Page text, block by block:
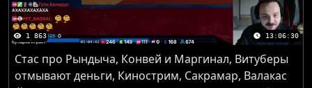
1 863 13:06:30
Стас про Рындыча, Конвей и Маргинал, Витуберы
отмывают деньги, Кинострим, Сакрамар, Валакас